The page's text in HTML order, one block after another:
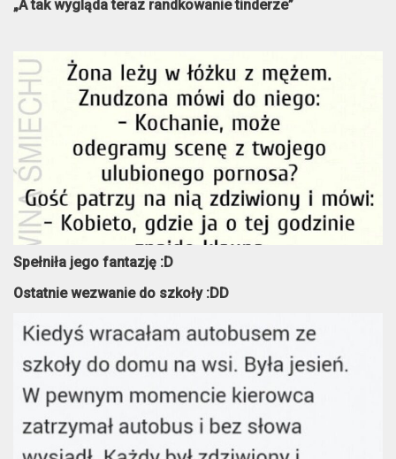
„A tak wygląda teraz randkowanie tinderze”
Spełniła jego fantazję :D
Ostatnie wezwanie do szkoły :DD